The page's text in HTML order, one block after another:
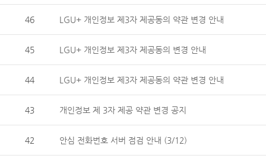
46 LGU+ 개인정보 제3자 제공동의 약관 변경 안내
45 LGU+ 개인정보 제3자 제공동의 변경 안내
44 LGU+ 개인정보 제3자 제공동의 약관 변경 안내
43 개인정보 제 3자 제공 약관 변경 공지
42 안심 전화번호 서버 점검 안내 (3/12)